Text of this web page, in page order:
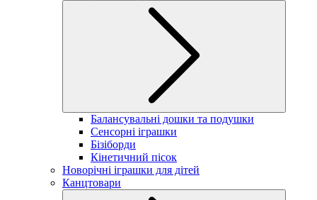
Балансувальні дошки та подушки
Сенсорні іграшки
Бізіборди
Кінетичний пісок
Новорічні іграшки для дітей
Канцтовари